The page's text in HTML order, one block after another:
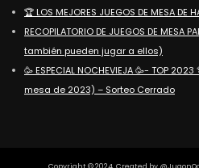
🏆 LOS MEJORES JUEGOS DE MESA DE
RECOPILATORIO DE JUEGOS DE MESA
también pueden jugar a ellos)
🥳 ESPECIAL NOCHEVIEJA 🥳- TOP
mesa de 2023) – Sorteo Cerrado